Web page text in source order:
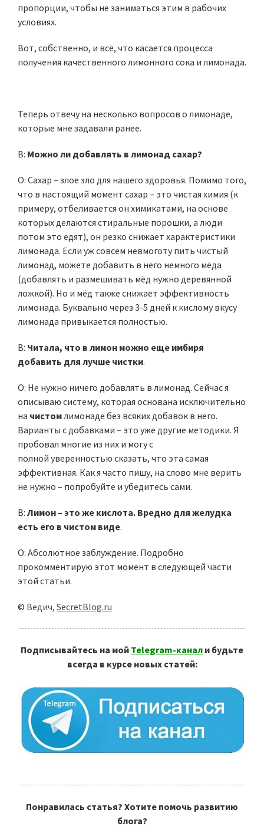
пропорции, чтобы не заниматься этим в рабочих
условиях.
Вот, собственно, и всё, что касается процесса
получения качественного лимонного сока и лимонада.
Теперь отвечу на несколько вопросов о лимонаде,
которые мне задавали ранее.
В: Можно ли добавлять в лимонад сахар?
О: Сахар – злое зло для нашего здоровья. Помимо того,
что в настоящий момент сахар – это чистая химия (к
примеру, отбеливается он химикатами, на основе
которых делаются стиральные порошки, а люди
потом это едят), он резко снижает характеристики
лимонада. Если уж совсем невмоготу пить чистый
лимонад, можете добавить в него немного мёда
(добавлять и размешивать мёд нужно деревянной
ложкой). Но и мёд также снижает эффективность
лимонада. Буквально через 3-5 дней к кислому вкусу
лимонада привыкается полностью.
В: Читала, что в лимон можно еще имбиря
добавить для лучше чистки.
О: Не нужно ничего добавлять в лимонад. Сейчас я
описываю систему, которая основана исключительно
на чистомлимонаде без всяких добавок в него.
Варианты с добавками – это уже другие методики. Я
пробовал многие из них и могу с
полной уверенностью сказать, что эта самая
эффективная. Как я часто пишу, на слово мне верить
не нужно – попробуйте и убедитесь сами.
В: Лимон – это же кислота. Вредно для желудка
есть его в чистом виде.
О: Абсолютное заблуждение. Подробно
прокомментирую этот момент в следующей части
этой статьи.
© Ведич, SecretBlog.ru
Подписывайтесь на мой Telegram-канал и будьте
всегда в курсе новых статей:
Понравилась статья? Хотите помочь развитию
блога?